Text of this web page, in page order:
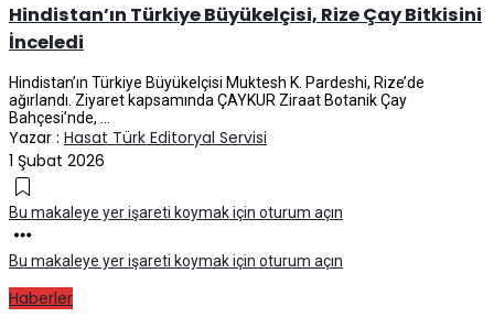
Hindistan’ın Türkiye Büyükelçisi, Rize Çay Bitkisini
İnceledi
Hindistan’ın Türkiye Büyükelçisi Muktesh K. Pardeshi, Rize’de
ağırlandı. Ziyaret kapsamında ÇAYKUR Ziraat Botanik Çay
Bahçesi’nde, ...
Yazar : Hasat Türk Editoryal Servisi
1 Şubat 2026
Bu makaleye yer işareti koymak için oturum açın
Bu makaleye yer işareti koymak için oturum açın
Haberler